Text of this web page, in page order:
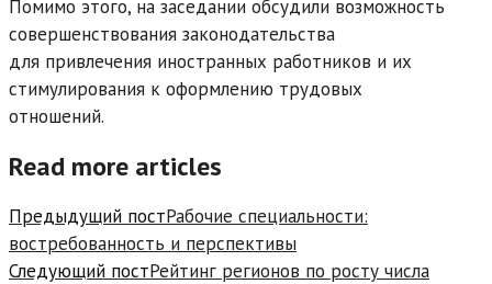
Помимо этого, на заседании обсудили возможность
совершенствования законодательства
для привлечения иностранных работников и их
стимулирования к оформлению трудовых
отношений.
Read more articles
Предыдущий постРабочие специальности:
востребованность и перспективы
Следующий постРейтинг регионов по росту числа